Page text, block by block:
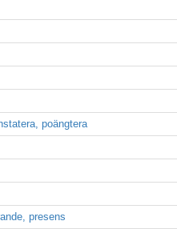
poängtera
presens